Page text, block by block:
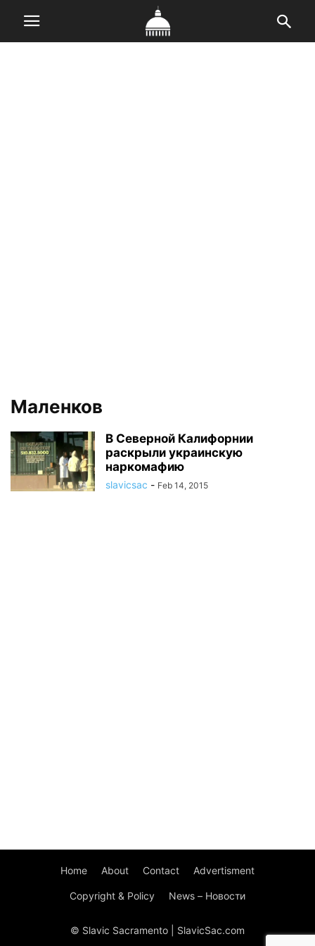
Маленков
В Северной Калифорнии
раскрыли украинскую
наркомафию
slavicsac - Feb 14, 2015
Home About Contact Advertisment
Copyright & Policy News – Новости
© Slavic Sacramento | SlavicSac.com